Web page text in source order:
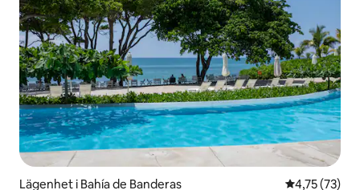
Lägenhet i Bahía de Banderas 4,75 av 5 i
4,75 (73)